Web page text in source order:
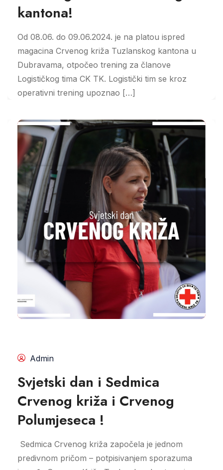
kantona!
Od 08.06. do 09.06.2024. je na platou ispred
magacina Crvenog križa Tuzlanskog kantona u
Dubravama, otpočeo trening za članove
Logističkog tima CK TK. Logistički tim se kroz
operativni trening upoznao […]
Admin
Svjetski dan i Sedmica
Crvenog križa i Crvenog
Polumjeseca !
Sedmica Crvenog križa započela je jednom
predivnom pričom – potpisivanjem sporazuma